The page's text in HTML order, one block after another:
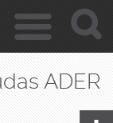
ADER